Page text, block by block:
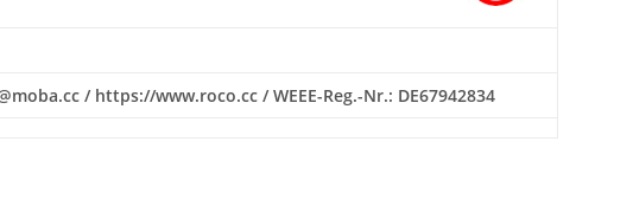
/ https://www.roco.cc / WEEE-Reg.-Nr.: DE67942834